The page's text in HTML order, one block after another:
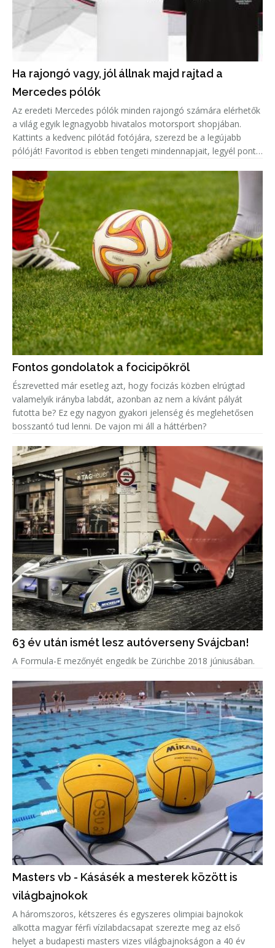
Ha rajongó vagy, jól állnak majd rajtad a
Mercedes pólók
Az eredeti Mercedes pólók minden rajongó számára elérhetők
a világ egyik legnagyobb hivatalos motorsport shopjában.
Kattints a kedvenc pilótád fotójára, szerezd be a legújabb
pólóját! Favoritod is ebben tengeti mindennapjait, legyél pont
Fontos gondolatok a focicipőkről
Észrevetted már esetleg azt, hogy focizás közben elrúgtad
valamelyik irányba labdát, azonban az nem a kívánt pályát
futotta be? Ez egy nagyon gyakori jelenség és meglehetősen
bosszantó tud lenni. De vajon mi áll a háttérben?
63 év után ismét lesz autóverseny Svájcban!
A Formula-E mezőnyét engedik be Zürichbe 2018 júniusában.
Masters vb - Kásásék a mesterek között is
világbajnokok
A háromszoros, kétszeres és egyszeres olimpiai bajnokok
alkotta magyar férfi vízilabdacsapat szerezte meg az első
helyet a budapesti masters vizes világbajnokságon a 40 év